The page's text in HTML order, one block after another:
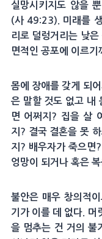
실망시키지도 않을
(사 49:23). 미래를
리로 덜렁거리는 낮
면적인 공포에 이르기
몸에 장애를 갖게 되
은 말할 것도 없고 내
면 어쩌지? 집을 살
지? 결국 결혼을 못
지? 배우자가 죽으면
엉망이 되거나 혹은
불안은 매우 창의적
기가 이를 데 없다. 머
을 멈추는 건 거의 불